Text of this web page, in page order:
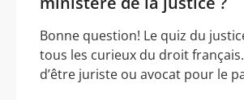
Bonne question! Le quiz du
tous les curieux du droit
d’être juriste ou avocat pour le